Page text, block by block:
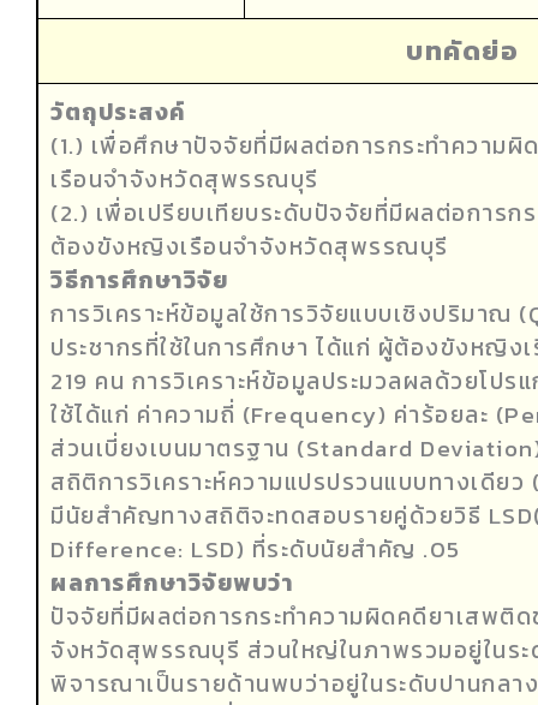
บทคัดย่อ
วัตถุประสงค์
(1.) เพื่อศึกษาปัจจัยที่มีผลต่อการกระทำควา
เรือนจำจังหวัดสุพรรณบุรี
(2.) เพื่อเปรียบเทียบระดับปัจจัยที่มีผลต่อการ
ต้องขังหญิงเรือนจำจังหวัดสุพรรณบุรี
วิธีการศึกษาวิจัย
การวิเคราะห์ข้อมูลใช้การวิจัยแบบเชิงปริมาณ
ประชากรที่ใช้ในการศึกษา ได้แก่ ผู้ต้องขังหญิ
219 คน การวิเคราะห์ข้อมูลประมวลผลด้วยโป
ใช้ได้แก่ ค่าความถี่ (Frequency) ค่าร้อยละ
ส่วนเบี่ยงเบนมาตรฐาน (Standard
สถิติการวิเคราะห์ความแปรปรวนแบบทางเดีย
มีนัยสำคัญทางสถิติจะทดสอบรายคู่ด้วยวิธี
Difference: LSD) ที่ระดับนัยสำคัญ .05
ผลการศึกษาวิจัยพบว่า
ปัจจัยที่มีผลต่อการกระทำความผิดคดียาเสพติ
จังหวัดสุพรรณบุรี ส่วนใหญ่ในภาพรวมอยู่ในระ
พิจารณาเป็นรายด้านพบว่าอยู่ในระดับปานกล